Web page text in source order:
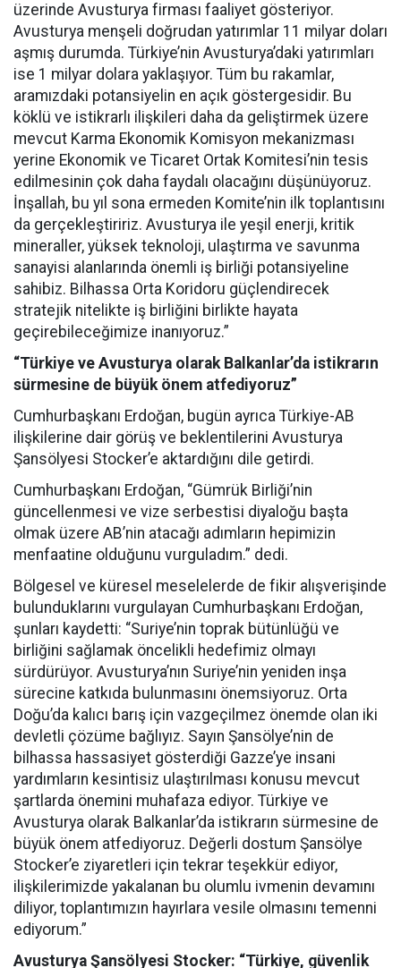
üzerinde Avusturya firması faaliyet gösteriyor.
Avusturya menşeli doğrudan yatırımlar 11 milyar doları
aşmış durumda. Türkiye’nin Avusturya’daki yatırımları
ise 1 milyar dolara yaklaşıyor. Tüm bu rakamlar,
aramızdaki potansiyelin en açık göstergesidir. Bu
köklü ve istikrarlı ilişkileri daha da geliştirmek üzere
mevcut Karma Ekonomik Komisyon mekanizması
yerine Ekonomik ve Ticaret Ortak Komitesi’nin tesis
edilmesinin çok daha faydalı olacağını düşünüyoruz.
İnşallah, bu yıl sona ermeden Komite’nin ilk toplantısını
da gerçekleştiririz. Avusturya ile yeşil enerji, kritik
mineraller, yüksek teknoloji, ulaştırma ve savunma
sanayisi alanlarında önemli iş birliği potansiyeline
sahibiz. Bilhassa Orta Koridoru güçlendirecek
stratejik nitelikte iş birliğini birlikte hayata
geçirebileceğimize inanıyoruz.”
“Türkiye ve Avusturya olarak Balkanlar’da istikrarın
sürmesine de büyük önem atfediyoruz”
Cumhurbaşkanı Erdoğan, bugün ayrıca Türkiye-AB
ilişkilerine dair görüş ve beklentilerini Avusturya
Şansölyesi Stocker’e aktardığını dile getirdi.
Cumhurbaşkanı Erdoğan, “Gümrük Birliği’nin
güncellenmesi ve vize serbestisi diyaloğu başta
olmak üzere AB’nin atacağı adımların hepimizin
menfaatine olduğunu vurguladım.” dedi.
Bölgesel ve küresel meselelerde de fikir alışverişinde
bulunduklarını vurgulayan Cumhurbaşkanı Erdoğan,
şunları kaydetti: “Suriye’nin toprak bütünlüğü ve
birliğini sağlamak öncelikli hedefimiz olmayı
sürdürüyor. Avusturya’nın Suriye’nin yeniden inşa
sürecine katkıda bulunmasını önemsiyoruz. Orta
Doğu’da kalıcı barış için vazgeçilmez önemde olan iki
devletli çözüme bağlıyız. Sayın Şansölye’nin de
bilhassa hassasiyet gösterdiği Gazze’ye insani
yardımların kesintisiz ulaştırılması konusu mevcut
şartlarda önemini muhafaza ediyor. Türkiye ve
Avusturya olarak Balkanlar’da istikrarın sürmesine de
büyük önem atfediyoruz. Değerli dostum Şansölye
Stocker’e ziyaretleri için tekrar teşekkür ediyor,
ilişkilerimizde yakalanan bu olumlu ivmenin devamını
diliyor, toplantımızın hayırlara vesile olmasını temenni
ediyorum.”
Avusturya Şansölyesi Stocker: “Türkiye, güvenlik